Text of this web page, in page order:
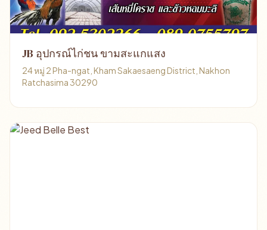
JB อุปกรณ์ไก่ชน ขามสะแกแสง
24 หมู่ 2 Pha-ngat, Kham Sakaesaeng District, Nakhon
Ratchasima 30290